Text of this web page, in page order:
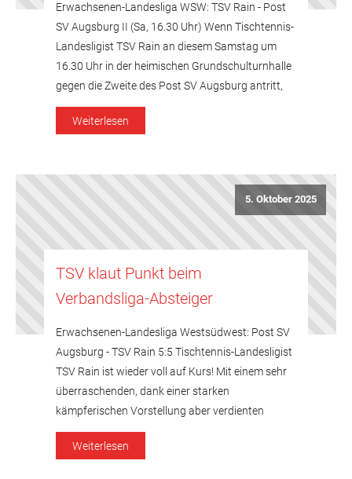
Erwachsenen-Landesliga WSW: TSV Rain - Post
SV Augsburg II (Sa, 16.30 Uhr) Wenn Tischtennis-
Landesligist TSV Rain an diesem Samstag um
16.30 Uhr in der heimischen Grundschulturnhalle
gegen die Zweite des Post SV Augsburg antritt,
scheinen die Rollen klar verteilt zu sein: Die
Gastgeber haben sich mit einem Sieg und zwei
Weiterlesen
5. Oktober 2025
TSV klaut Punkt beim
Verbandsliga-Absteiger
Erwachsenen-Landesliga Westsüdwest: Post SV
Augsburg - TSV Rain 5:5 Tischtennis-Landesligist
TSV Rain ist wieder voll auf Kurs! Mit einem sehr
überraschenden, dank einer starken
kämpferischen Vorstellung aber verdienten
Punktgewinn beim favorisierten Verbandsliga-
Absteiger Post SV Augsburg bleiben die
Weiterlesen